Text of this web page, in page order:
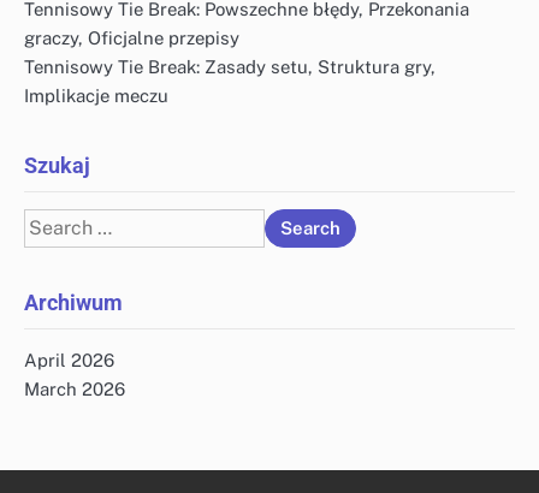
Tennisowy Tie Break: Powszechne błędy, Przekonania
graczy, Oficjalne przepisy
Tennisowy Tie Break: Zasady setu, Struktura gry,
Implikacje meczu
Szukaj
Search
for:
Archiwum
April 2026
March 2026